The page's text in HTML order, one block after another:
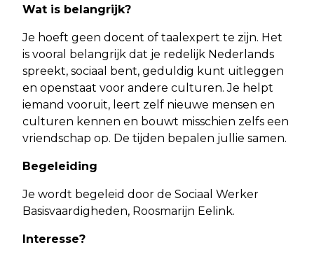
Wat is belangrijk?
Je hoeft geen docent of taalexpert te zijn. Het
is vooral belangrijk dat je redelijk Nederlands
spreekt, sociaal bent, geduldig kunt uitleggen
en openstaat voor andere culturen. Je helpt
iemand vooruit, leert zelf nieuwe mensen en
culturen kennen en bouwt misschien zelfs een
vriendschap op. De tijden bepalen jullie samen.
Begeleiding
Je wordt begeleid door de Sociaal Werker
Basisvaardigheden, Roosmarijn Eelink.
Interesse?